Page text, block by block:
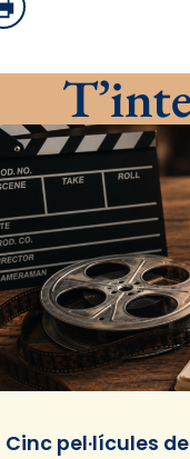
Imprimir
Cinc pel·lícules